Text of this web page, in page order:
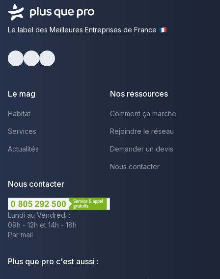
Le label des Meilleures Entreprises de France
Le mag
Habitat
Services
Actualités
Nos ressources
Comment ça marche
Rejoindre le réseau
Demander un devis
Nous contacter
Nous contacter
Lundi au Vendredi :
09h - 12h et 14h - 18h
Par mail
Plus que pro c'est aussi :